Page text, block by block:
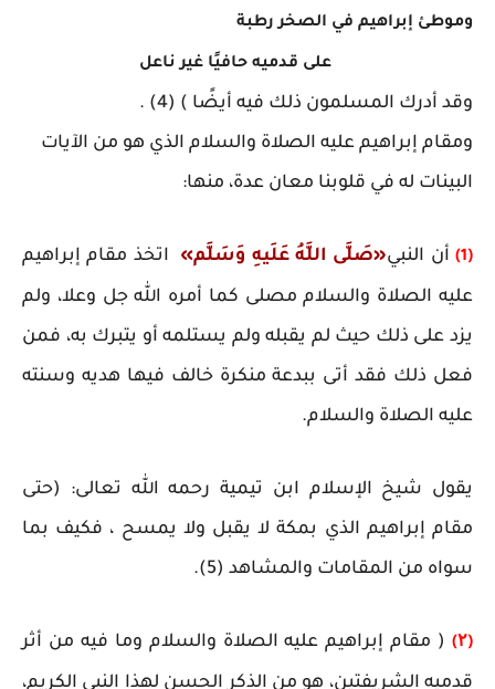
وموطئ إبراهيم في الصخر رطبة
على قدميه حافيًا غير ناعل
وقد أدرك المسلمون ذلك فيه أيضًا ) (4) .
ومقام إبراهيم عليه الصلاة والسلام الذي هو من الآيات
البينات له في قلوبنا معان عدة، منها:
(1) أن النبي«صَلَّى اللَّهُ عَلَيهِ وَسَلَّم» اتخذ مقام إبراهيم
عليه الصلاة والسلام مصلى كما أمره الله جل وعلا، ولم
يزد على ذلك حيث لم يقبله ولم يستلمه أو يتبرك به، فمن
فعل ذلك فقد أتى ببدعة منكرة خالف فيها هديه وسنته
عليه الصلاة والسلام.
يقول شيخ الإسلام ابن تيمية رحمه الله تعالى: (حتى
مقام إبراهيم الذي بمكة لا يقبل ولا يمسح ، فكيف بما
سواه من المقامات والمشاهد (5).
(۲) ( مقام إبراهيم عليه الصلاة والسلام وما فيه من أثر
قدميه الشريفتين، هو من الذكر الحسن لهذا النبي الكريم،